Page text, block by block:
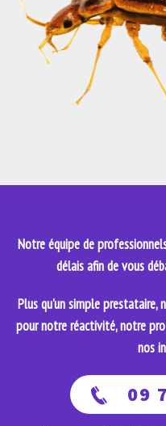
Notre équipe de
délais afin de vous
Plus qu'un simple prestataire,
pour notre réactivité, notre
nos
09